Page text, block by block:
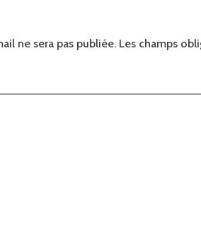
ne sera pas publiée. Les champs